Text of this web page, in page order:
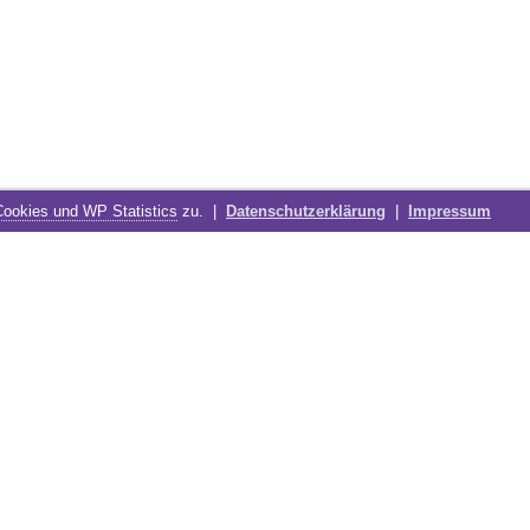
und WP Statistics zu. | Datenschutzerklärung Impressum